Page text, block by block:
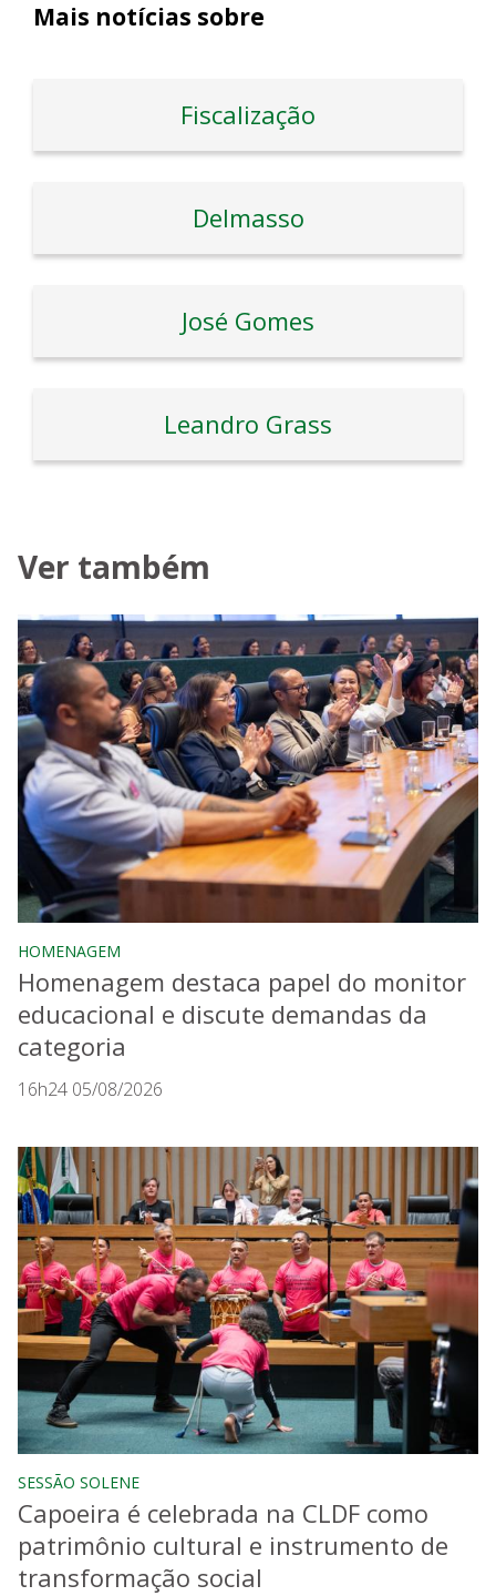
Mais notícias sobre
Fiscalização
Delmasso
José Gomes
Leandro Grass
Ver também
HOMENAGEM
Homenagem destaca papel do monitor
educacional e discute demandas da
categoria
16h24 05/08/2026
SESSÃO SOLENE
Capoeira é celebrada na CLDF como
patrimônio cultural e instrumento de
transformação social